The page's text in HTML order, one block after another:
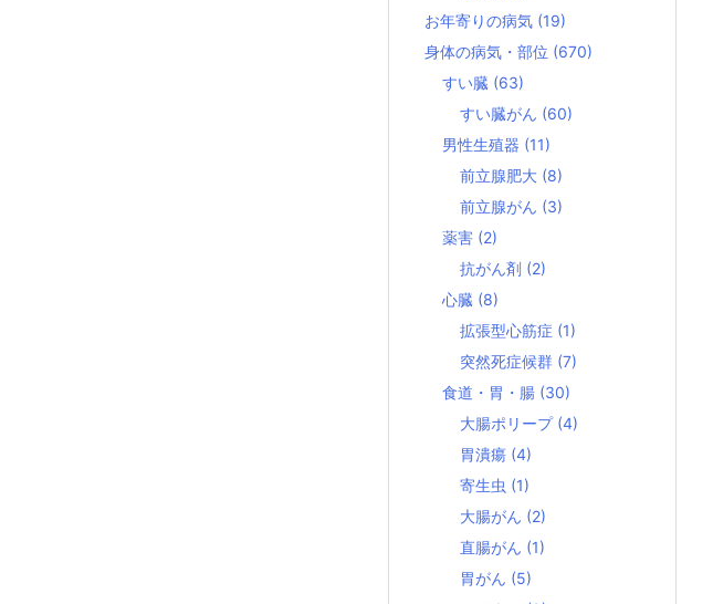
お年寄りの病気 (19)
身体の病気・部位 (670)
すい臓 (63)
すい臓がん (60)
男性生殖器 (11)
前立腺肥大 (8)
前立腺がん (3)
薬害 (2)
抗がん剤 (2)
心臓 (8)
拡張型心筋症 (1)
突然死症候群 (7)
食道・胃・腸 (30)
大腸ポリープ (4)
胃潰瘍 (4)
寄生虫 (1)
大腸がん (2)
直腸がん (1)
胃がん (5)